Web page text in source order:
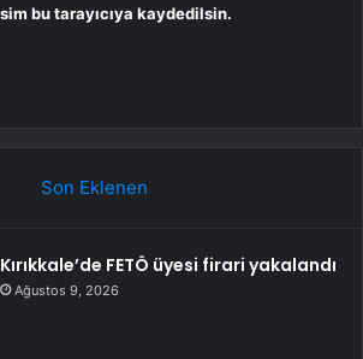
bu tarayıcıya kaydedilsin.
Son Eklenen
Kırıkkale’de FETÖ üyesi firari yakalandı
Ağustos 9, 2026